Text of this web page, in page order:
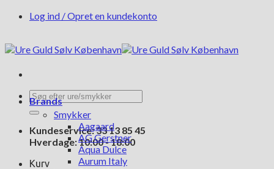
FortsætLog ind / Opret en kundekonto
Søg
efter:
Kundeservice: 33 13 85 45
Hverdage: 10:00 - 18:00
Kurv
Brands
Smykker
Aagaard
AG Gerstner
Aqua Dulce
Aurum Italy